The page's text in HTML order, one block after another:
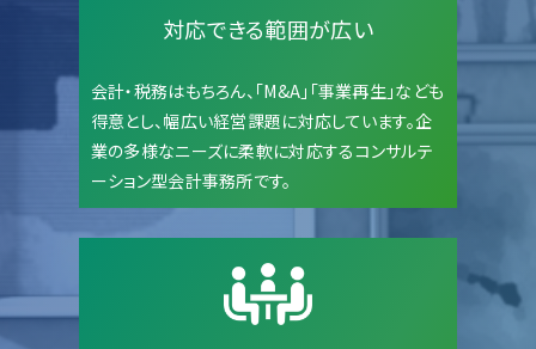
対応できる範囲が広い
会計・税務はもちろん、「M&A」「事業再生」なども
得意とし、幅広い経営課題に対応しています。企
業の多様なニーズに柔軟に対応するコンサルテ
ーション型会計事務所です。